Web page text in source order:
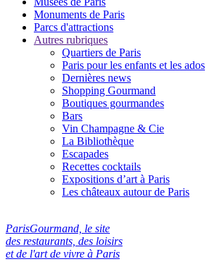
Monuments de Paris
Parcs d'attractions
Autres rubriques
Quartiers de Paris
Paris pour les enfants et les ados
Dernières news
Shopping Gourmand
Boutiques gourmandes
Bars
Vin Champagne & Cie
La Bibliothèque
Escapades
Recettes cocktails
Expositions d’art à Paris
Les châteaux autour de Paris
ParisGourmand, le site
des restaurants, des loisirs
et de l'art de vivre à Paris